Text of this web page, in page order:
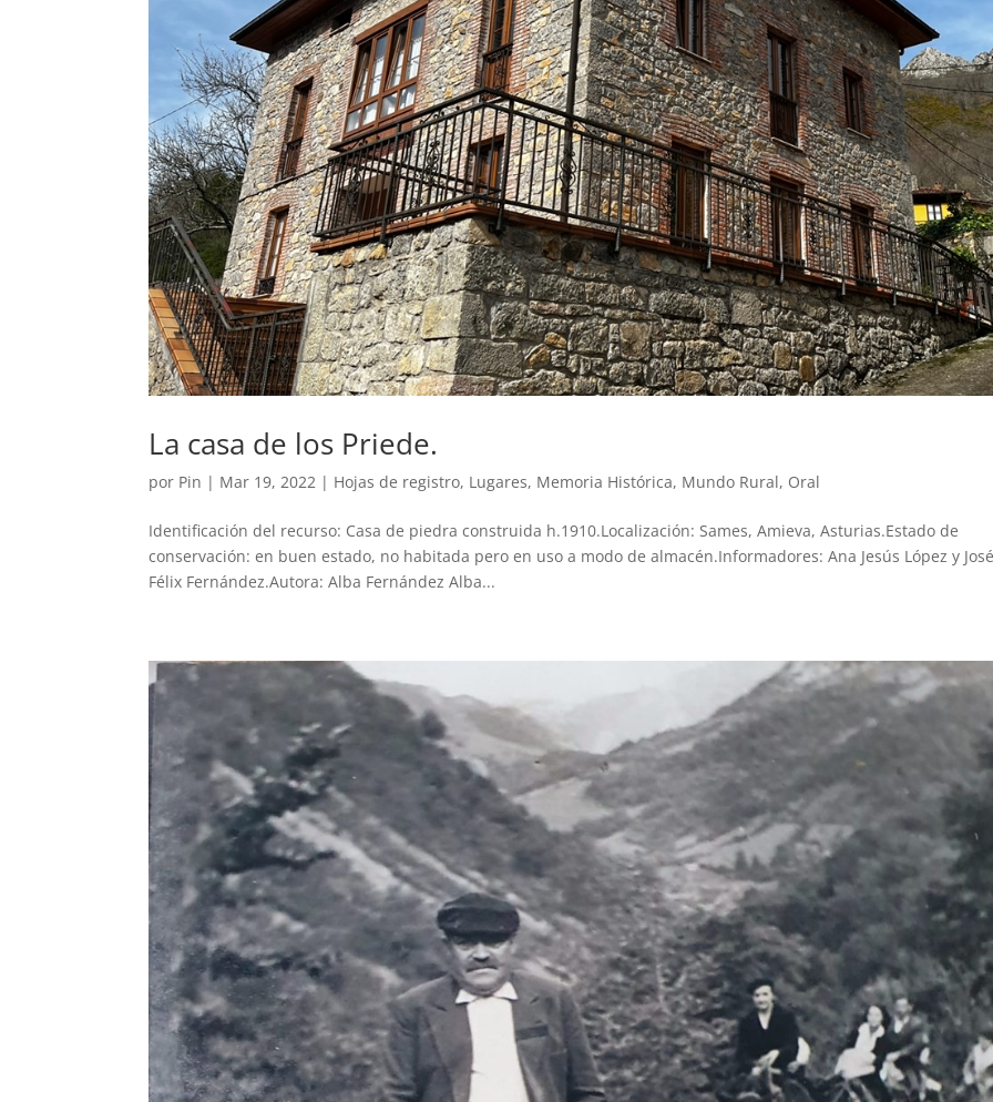
La casa de los Priede.
por Pin | Mar 19, 2022 | Hojas de registro, Lugares, Memoria Histórica, Mundo Rural, Oral
Identificación del recurso: Casa de piedra construida h.1910.Localización: Sames, Amieva, Asturias.Estado de
conservación: en buen estado, no habitada pero en uso a modo de almacén.Informadores: Ana Jesús López y
Félix Fernández.Autora: Alba Fernández Alba...